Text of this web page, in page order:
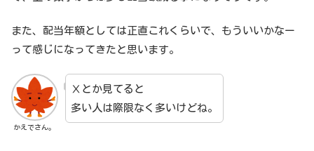
また、配当年額としては正直これくらいで、もういいかなー
って感じになってきたと思います。
かえでさん。
Ⅹとか見てると
多い人は際限なく多いけどね。